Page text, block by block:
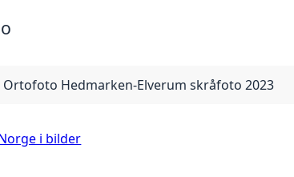
Ortofoto Hedmarken-Elverum skråfoto 2023
i bilder